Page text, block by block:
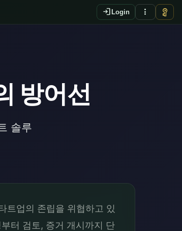
login Login more_vert vpn_key
방어선
솔루
트업의 존립을 위협하고 있
터 검토, 증거 개시까지 단